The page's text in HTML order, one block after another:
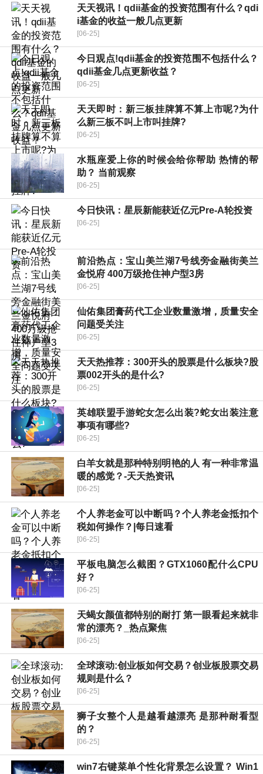
天天视讯！qdii基金的投资范围有什么？qdi
i基金的收益一般几点更新
[06-25]
今日观点!qdii基金的投资范围不包括什么？
qdii基金几点更新收益？
[06-25]
天天即时：新三板挂牌算不算上市呢?为什
么新三板不叫上市叫挂牌?
[06-25]
水瓶座爱上你的时候会给你帮助 热情的帮
助？ 当前观察
[06-25]
今日快讯：星辰新能获近亿元Pre-A轮投资
[06-25]
前沿热点：宝山美兰湖7号线旁金融街美兰
金悦府 400万级抢住神户型3房
[06-25]
仙佑集团膏药代工企业数量激增，质量安全
问题受关注
[06-25]
天天热推荐：300开头的股票是什么板块?股
票002开头的是什么?
[06-25]
英雄联盟手游蛇女怎么出装?蛇女出装注意
事项有哪些?
[06-25]
白羊女就是那种特别明艳的人 有一种非常温
暖的感觉？-天天热资讯
[06-25]
个人养老金可以中断吗？个人养老金抵扣个
税如何操作？|每日速看
[06-25]
平板电脑怎么截图？GTX1060配什么CPU
好？
[06-25]
天蝎女颜值都特别的耐打 第一眼看起来就非
常的漂亮？_热点聚焦
[06-25]
全球滚动:创业板如何交易？创业板股票交易
规则是什么？
[06-25]
狮子女整个人是越看越漂亮 是那种耐看型
的？
[06-25]
win7右键菜单个性化背景怎么设置？ Win1